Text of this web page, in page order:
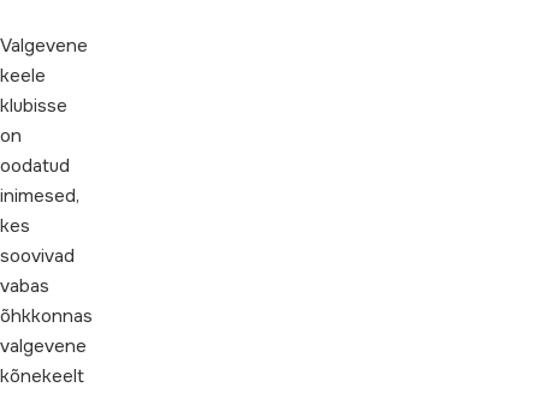
Valgevene
keele
klubisse
on
oodatud
inimesed,
kes
soovivad
vabas
õhkkonnas
valgevene
kõnekeelt